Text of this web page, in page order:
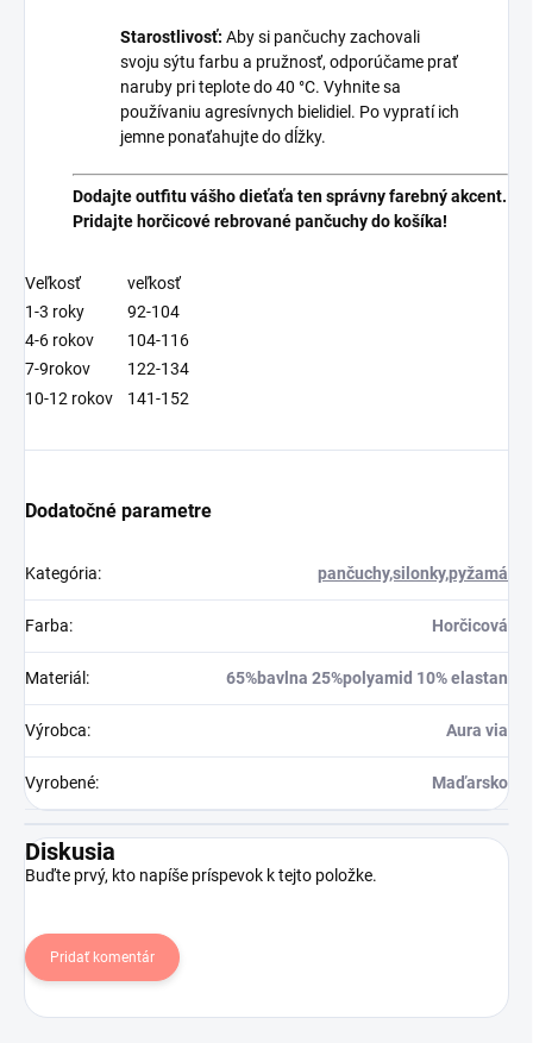
Starostlivosť: Aby si pančuchy zachovali
svoju sýtu farbu a pružnosť, odporúčame prať
naruby pri teplote do 40 °C. Vyhnite sa
používaniu agresívnych bielidiel. Po vypratí ich
jemne ponaťahujte do dĺžky.
Dodajte outfitu vášho dieťaťa ten správny farebný akcent.
Pridajte horčicové rebrované pančuchy do košíka!
Veľkosť
veľkosť
1-3 roky
92-104
4-6 rokov
104-116
7-9rokov
122-134
10-12 rokov
141-152
Dodatočné parametre
Kategória: pančuchy,silonky,pyžamá
Farba: Horčicová
Materiál : 65%bavlna 25%polyamid 10% elastan
Výrobca: Aura via
Vyrobené: Maďarsko
Diskusia
Buďte prvý, kto napíše príspevok k tejto položke.
Pridať komentár